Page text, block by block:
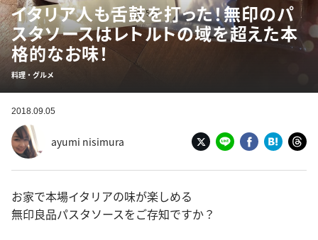
イタリア人も舌鼓を打った！無印のパ
スタソースはレトルトの域を超えた本
格的なお味！
料理・グルメ
2018.09.05
ayumi nisimura
お家で本場イタリアの味が楽しめる
無印良品パスタソースをご存知ですか？